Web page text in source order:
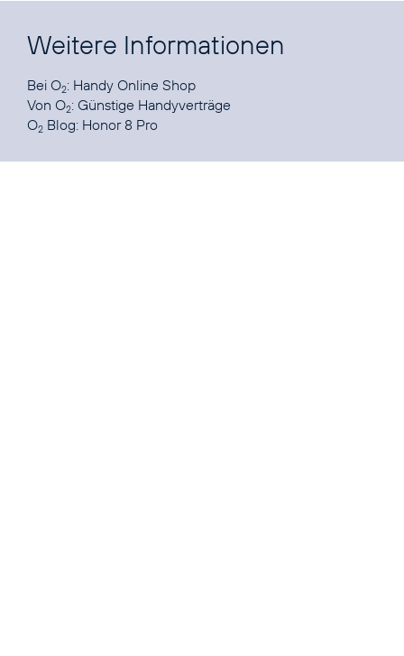
Weitere Informationen
Bei O2: Handy Online Shop
Von O2: Günstige Handyverträge
O2 Blog: Honor 8 Pro